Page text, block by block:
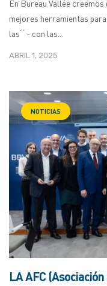
En Bureau Vallée
mejores herramientas
las ́ ́ - con las...
ABRIL 1, 2025
NOTICIAS
LA AFC